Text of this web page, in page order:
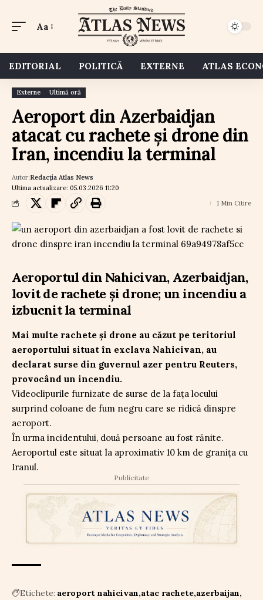
Aa
EDITORIAL POLITICĂ EXTERNE ATLAS
Externe Ultimă oră
Aeroport din Azerbaidjan
atacat cu rachete și drone din
Iran, incendiu la terminal
Ultima actualizare: 05.03.2026 11:20
Autor:Redacția Atlas News
1 Min Citire
Aeroportul din Nahicivan, Azerbaidjan,
lovit de rachete și drone; un incendiu a
izbucnit la terminal
Mai multe rachete și drone au căzut pe teritoriul
aeroportului situat în exclava Nahicivan, au
declarat surse din guvernul azer pentru Reuters,
provocând un incendiu.
Videoclipurile furnizate de surse de la fața locului
surprind coloane de fum negru care se ridică dinspre
aeroport.
În urma incidentului, două persoane au fost rănite.
Aeroportul este situat la aproximativ 10 km de granița cu
Iranul.
Publicitate
Etichete: aeroport nahicivan atac rachete azerbaijan